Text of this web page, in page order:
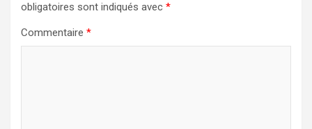
obligatoires sont indiqués avec *
Commentaire *